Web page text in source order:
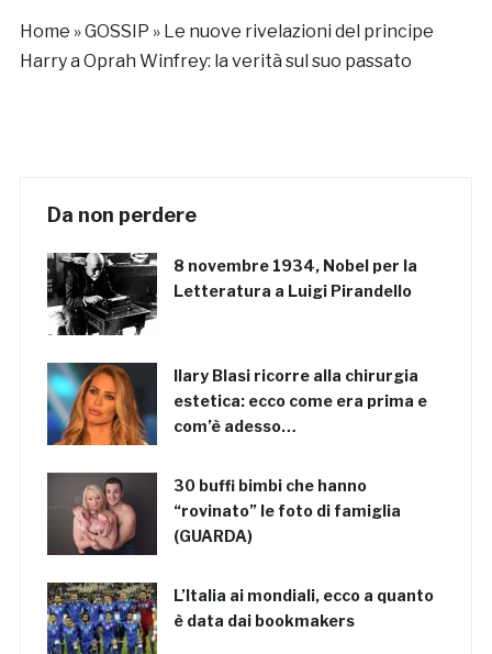
Home »GOSSIP » Le nuove rivelazioni del principe
Harry a Oprah Winfrey: la verità sul suo passato
Da non perdere
8 novembre 1934, Nobel per la
Letteratura a Luigi Pirandello
Ilary Blasi ricorre alla chirurgia
estetica: ecco come era prima e
com’è adesso…
30 buffi bimbi che hanno
“rovinato” le foto di famiglia
(GUARDA)
L’Italia ai mondiali, ecco a quanto
è data dai bookmakers